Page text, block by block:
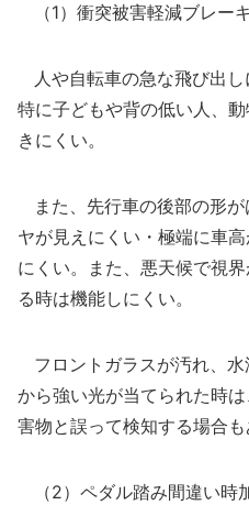
（1）衝突被害軽減ブレーキ
人や自転車の急な飛び出し
特に子どもや背の低い人、
きにくい。
また、先行車の後部の形が
ヤが見えにくい・極端に車
にくい。また、悪天候で視
る時は機能しにくい。
フロントガラスが汚れ、
から強い光が当てられた時
害物と誤って検知する場合も
（2）ペダル踏み間違い時